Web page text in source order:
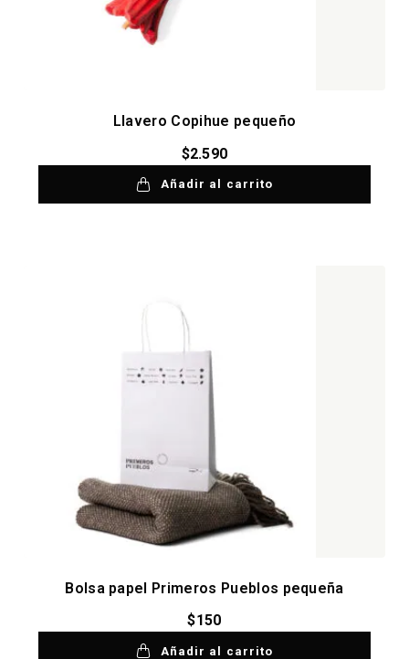
Llavero Copihue pequeño
$2.590
Añadir al carrito
Bolsa papel Primeros Pueblos pequeña
$150
Añadir al carrito